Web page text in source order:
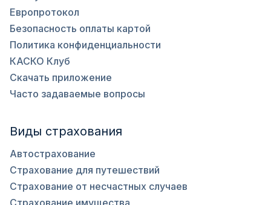
Европротокол
Безопасность оплаты картой
Политика конфиденциальности
КАСКО Клуб
Скачать приложение
Часто задаваемые вопросы
Виды страхования
Автострахование
Страхование для путешествий
Страхование от несчастных случаев
Страхование имущества